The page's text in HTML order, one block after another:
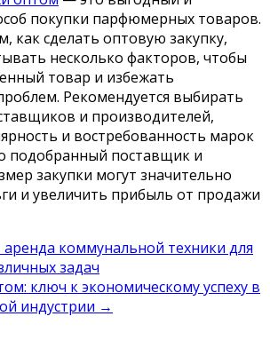
покупки парфюмерных товаров.
как сделать оптовую закупку,
несколько факторов, чтобы
товар и избежать
Рекомендуется выбирать
и производителей,
и востребованность марок
подобранный поставщик и
закупки могут значительно
и увеличить прибыль от продажи
аренда коммунальной техники для
задач
ключ к экономическому успеху в
индустрии →